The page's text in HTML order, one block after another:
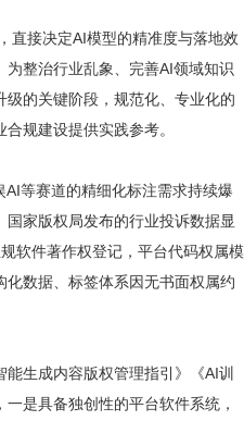
直接决定AI模型的精准度与落地效
整治行业乱象、完善AI领域知识
的关键阶段，规范化、专业化的
规建设提供实践参考。
等赛道的精细化标注需求持续爆
家版权局发布的行业投诉数据显
软件著作权登记，平台代码权属模
数据、标签体系因无书面权属约
生成内容版权管理指引》《AI训
是具备独创性的平台软件系统，